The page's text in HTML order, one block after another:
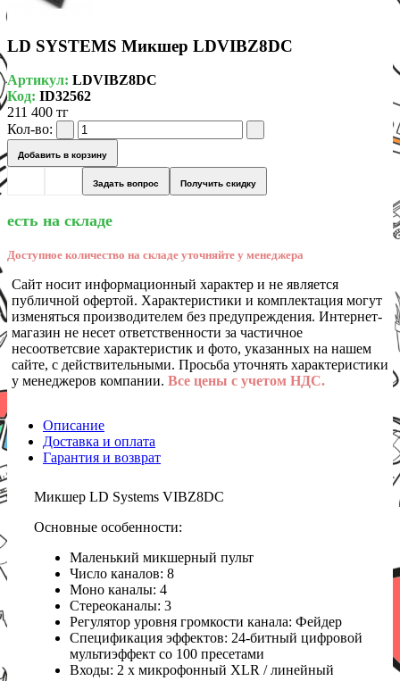
LD SYSTEMS Микшер LDVIBZ8DC
Артикул: LDVIBZ8DC
Код: ID32562
211 400 тг
Кол-во:
Добавить в корзину
Задать вопрос Получить скидку
есть на складе
Доступное количество на складе уточняйте у менеджера
Сайт носит информационный характер и не является
публичной офертой. Характеристики и комплектация могут
изменяться производителем без предупреждения. Интернет-
магазин не несет ответственности за частичное
несоответсвие характеристик и фото, указанных на нашем
сайте, с действительными. Просьба уточнять характеристики
у менеджеров компании. Все цены с учетом НДС.
Описание
Доставка и оплата
Гарантия и возврат
Микшер LD Systems VIBZ8DC
Основные особенности:
Маленький микшерный пульт
Число каналов: 8
Моно каналы: 4
Стереоканалы: 3
Регулятор уровня громкости канала: Фейдер
Спецификация эффектов: 24-битный цифровой
мультиэффект со 100 пресетами
Входы: 2 x микрофонный XLR / линейный